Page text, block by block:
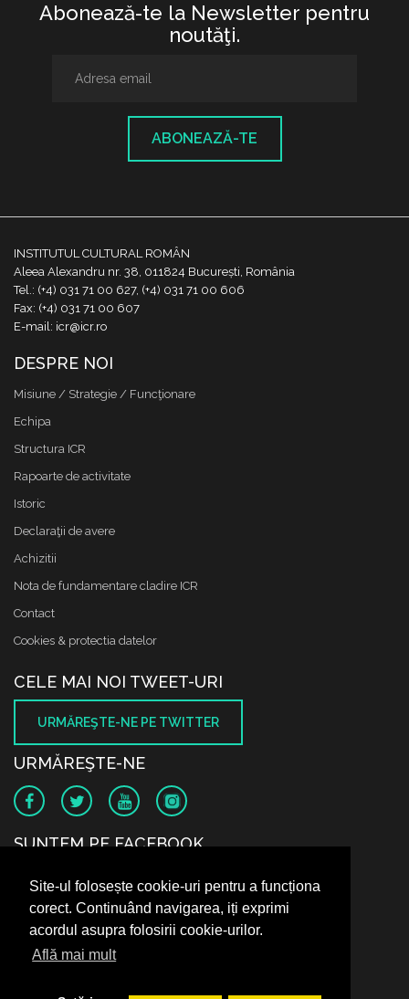
Site-ul folosește cookie-uri pentru a funcționa
corect. Continuând navigarea, iți exprimi
acordul asupra folosirii cookie-urilor.
Află mai mult
Abonează-te la Newsletter pentru
noutăţi.
ABONEAZĂ-TE
INSTITUTUL CULTURAL ROMÂN
Aleea Alexandru nr. 38, 011824 București, România
Tel.: (+4) 031 71 00 627, (+4) 031 71 00 606
Fax: (+4) 031 71 00 607
E-mail: icr@icr.ro
DESPRE NOI
Misiune / Strategie / Funcţionare
Echipa
Structura ICR
Rapoarte de activitate
Istoric
Declaraţii de avere
Achizitii
Nota de fundamentare cladire ICR
Contact
Cookies & protectia datelor
CELE MAI NOI TWEET-URI
URMĂREŞTE-NE PE TWITTER
URMĂREŞTE-NE
SUNTEM PE FACEBOOK